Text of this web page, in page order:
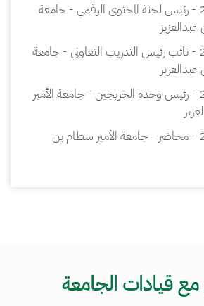
2025 - 2026 - رئيس لجنة المحتوى الرقمي - جامعة
2017 - 2020 - نائب رئيس التدريب التعاوني - جامعة
2017 - 2020 - رئيس وحدة الخريجين - جامعة الأمير
2013 - 2024 - محاضر - جامعة الأمير سطام بن
قيادات الجامعة